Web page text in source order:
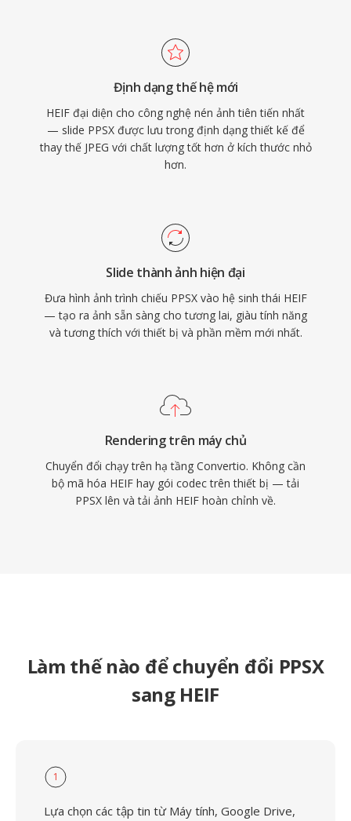
Định dạng thế hệ mới
HEIF đại diện cho công nghệ nén ảnh tiên tiến nhất
— slide PPSX được lưu trong định dạng thiết kế để
thay thế JPEG với chất lượng tốt hơn ở kích thước nhỏ
hơn.
Slide thành ảnh hiện đại
Đưa hình ảnh trình chiếu PPSX vào hệ sinh thái HEIF
— tạo ra ảnh sẵn sàng cho tương lai, giàu tính năng
và tương thích với thiết bị và phần mềm mới nhất.
Rendering trên máy chủ
Chuyển đổi chạy trên hạ tầng Convertio. Không cần
bộ mã hóa HEIF hay gói codec trên thiết bị — tải
PPSX lên và tải ảnh HEIF hoàn chỉnh về.
Làm thế nào để chuyển đổi PPSX
sang HEIF
1
Lựa chọn các tập tin từ Máy tính, Google Drive,